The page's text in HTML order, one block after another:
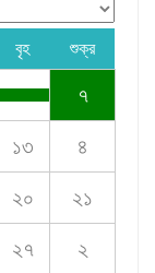
বৃহ শুক্র
৭
১৩ ৪
২০ ২১
২৭ ২